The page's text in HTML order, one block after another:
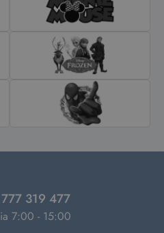
319 477
7:00 - 15:00